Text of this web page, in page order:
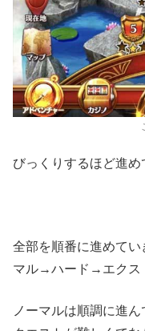
びっくりするほど進め
全部を順番に進めて
マル→ハード→エクス
ノーマルは順調に進